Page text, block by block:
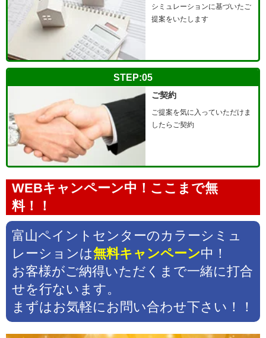
シミュレーションに基づいたご
提案をいたします
STEP:05
ご契約
ご提案を気に入っていただけま
したらご契約
WEBキャンペーン中！ここまで無
料！！
富山ペイントセンターのカラーシミュ
レーションは無料キャンペーン中！
お客様がご納得いただくまで一緒に打合
せを行ないます。
まずはお気軽にお問い合わせ下さい！！